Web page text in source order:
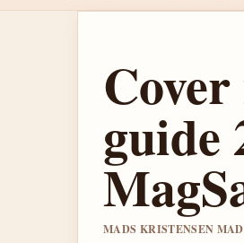
guide
MADS KRISTENSEN